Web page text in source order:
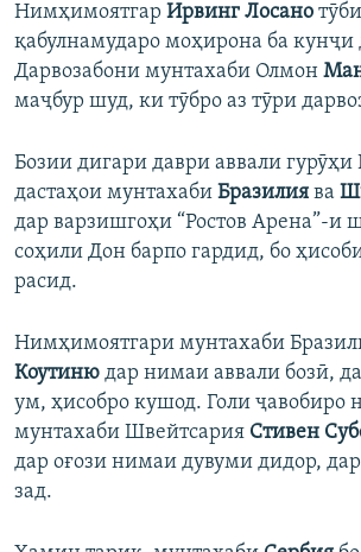
Нимҳимоятгар Ирвинг Лосано
қабулнамударо моҳирона ба кунҷи
Дарвозабони мунтахаби Олмон
маҷбур шуд, ки тӯбро аз тӯри
Бозии дигари даври аввали
дастаҳои мунтахаби Бразилия ва
дар варзишгоҳи “Ростов Арена”-и
соҳили Дон барпо гардид, бо
расид.
Нимҳимоятгари мунтахаби
Коутиню дар нимаи аввали бозӣ,
ум, ҳисобро кушод. Голи ҷавобиро
мунтахаби Швейтсария Стивен
дар оғози нимаи дувуми дидор,
зад.